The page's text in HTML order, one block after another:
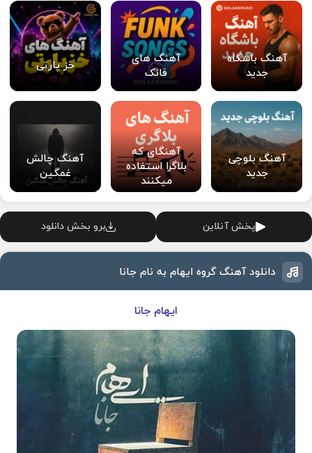
آهنگ باشگاه
جدید
آهنگ های
فانک
خز پارتی
آهنگ بلوچی
جدید
آهنگای که
بلاگرا استفاده
میکنند
آهنگ چالش
غمگین
پخش آنلاین برو بخش دانلود
دانلود آهنگ گروه ایهام به نام جانا
ایهام جانا